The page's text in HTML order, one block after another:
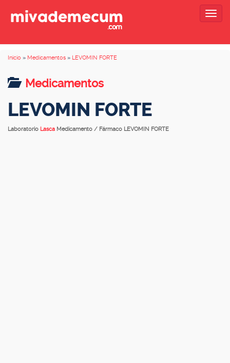
Inicio » Medicamentos » LEVOMIN FORTE
Medicamentos
LEVOMIN FORTE
Laboratorio Lasca Medicamento / Fármaco LEVOMIN FORTE